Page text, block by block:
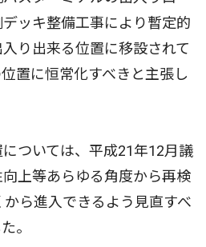
ッキ整備工事により暫定的
り出来る位置に移設されて
置に恒常化すべきと主張し
ついては、平成21年12月議
上等あらゆる角度から再検
ら進入できるよう見直すべ
た。